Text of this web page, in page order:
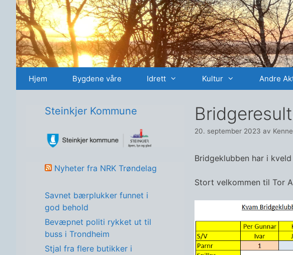
Hopp
innhold
Hjem Bygdene våre Idrett Kultur Andre
20. september 2023 av
Bridgeklubben har i
Stort velkommen til Tor
Steinkjer Kommune
Nyheter fra NRK Trøndelag
Savnet bærplukker funnet i
god behold
Bevæpnet politi rykket ut til
buss i Trondheim
Stjal fra flere butikker i